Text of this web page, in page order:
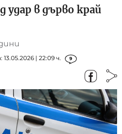
удар в дърво край
| 22:09 ч. 9